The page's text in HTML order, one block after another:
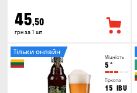
45,50
грн за 1 шт
Міцність
5 °
Гіркота
15 IBU
Тільки онлайн